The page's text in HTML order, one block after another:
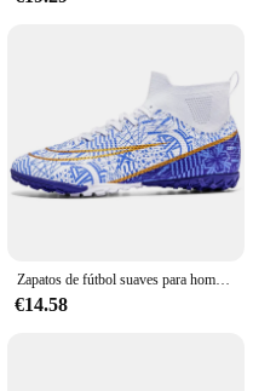
Zapatos de fútbol suaves para hombres, botas de fútbol TF/FG, zapatillas de entrenamiento de hierba antideslizantes transpirables, tacos, calzado deportivo de alta calidad para exteriores
€14.58